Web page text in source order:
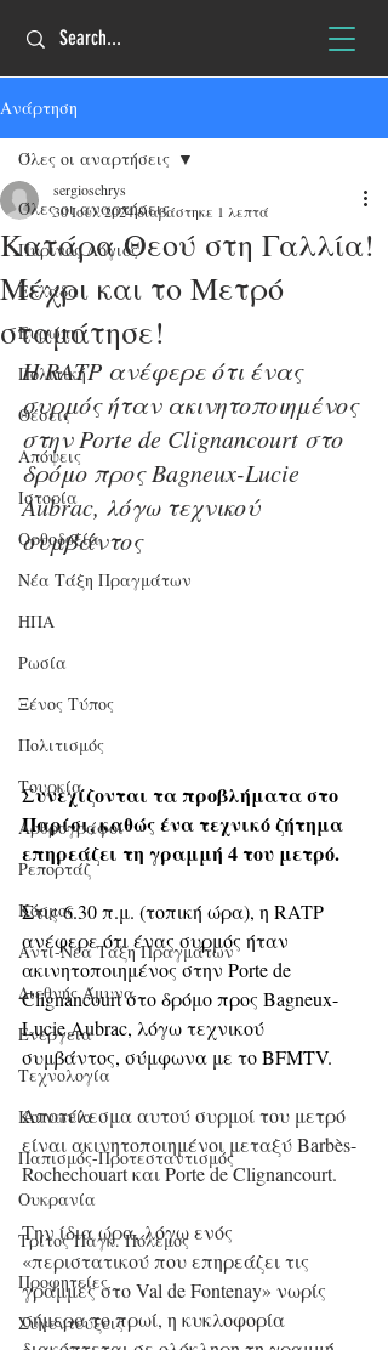
Ανάρτηση
Όλες οι αναρτήσεις
Πύρινος Λόγιος
Ελλάδα
Ευρώπη
Πολιτική
Θέσεις
Απόψεις
Ιστορία
Ορθοδοξία
Νέα Τάξη Πραγμάτων
ΗΠΑ
Ρωσία
Ξένος Τύπος
Πολιτισμός
Τουρκία
Αρθρογράφοι
Ρεπορτάζ
Κόσμος
Αντί-Νέα Τάξη Πραγμάτων
Διεθνής Άμυνα
Ενέργεια
Τεχνολογία
Κοινωνία
Παπισμός-Προτεσταντισμός
Ουκρανία
Τρίτος Παγκ. Πόλεμος
Προφητείες
Συνεντεύξεις
Όλες οι αναρτήσεις
Κατάρα Θεού στη Γαλλία!
Μέχρι και το Μετρό
σταμάτησε!
sergioschrys
30 Ιουλ 2024διαβάστηκε 1 λεπτά
Η RATP ανέφερε ότι ένας
συρμός ήταν ακινητοποιημένος
στην Porte de Clignancourt στο
δρόμο προς Bagneux-Lucie
Aubrac, λόγω τεχνικού
συμβάντος
Συνεχίζονται τα προβλήματα στο
Παρίσι, καθώς ένα τεχνικό ζήτημα
επηρεάζει τη γραμμή 4 του μετρό.
Στις 6.30 π.μ. (τοπική ώρα), η RATP
ανέφερε ότι ένας συρμός ήταν
ακινητοποιημένος στην Porte de
Clignancourt στο δρόμο προς Bagneux-
Lucie Aubrac, λόγω τεχνικού
συμβάντος, σύμφωνα με το BFMTV.
Αποτέλεσμα αυτού συρμοί του μετρό
είναι ακινητοποιημένοι μεταξύ Barbès-
Rochechouart και Porte de Clignancourt.
Την ίδια ώρα, λόγω ενός
«περιστατικού που επηρεάζει τις
γραμμές στο Val de Fontenay» νωρίς
σήμερα το πρωί, η κυκλοφορία